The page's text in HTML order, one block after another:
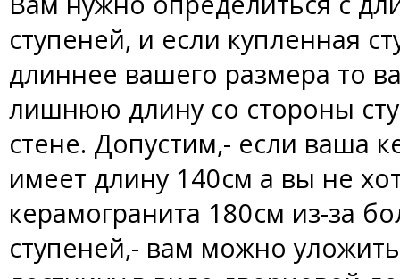
ступеней, и если купленная
длиннее вашего размера то
лишнюю длину со стороны
стене. Допустим,- если ваша
имеет длину 140см а вы не
керамогранита 180см из-за
ступеней,- вам можно